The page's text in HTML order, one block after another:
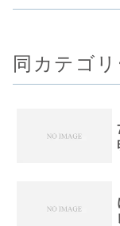
同カテゴ